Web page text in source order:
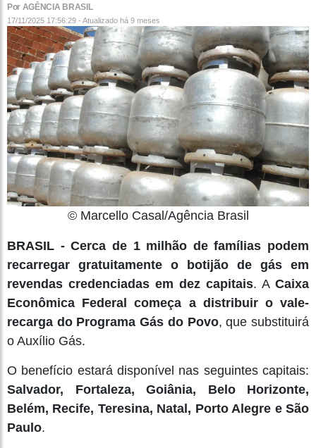
Por AGÊNCIA BRASIL
17/11/2025 17:56:29 - Atualizado há 9 meses
© Marcello Casal/Agência Brasil
BRASIL - Cerca de 1 milhão de famílias podem
recarregar gratuitamente o botijão de gás em
revendas credenciadas em dez capitais. A Caixa
Econômica Federal começa a distribuir o vale-
recarga do Programa Gás do Povo, que substituirá
o Auxílio Gás.
O benefício estará disponível nas seguintes capitais:
Salvador, Fortaleza, Goiânia, Belo Horizonte,
Belém, Recife, Teresina, Natal, Porto Alegre e São
Paulo.